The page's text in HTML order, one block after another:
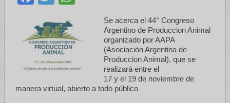
Se acerca el 44° Congreso
Argentino de Produccion Animal
organizado por AAPA
(Asociación Argentina de
Produccion Animal), que se
realizará entre el
17 y el 19 de noviembre de
manera virtual, abierto a todo público